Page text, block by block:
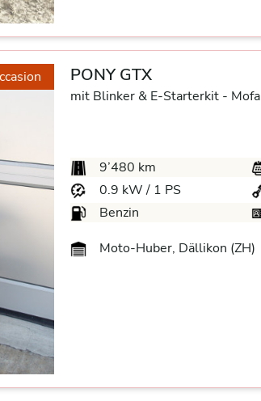
PONY GTX
mit Blinker & E-Starterkit - Mofa
9’480 km
0.9 kW / 1 PS
Benzin
Moto-Huber, Dällikon (ZH)